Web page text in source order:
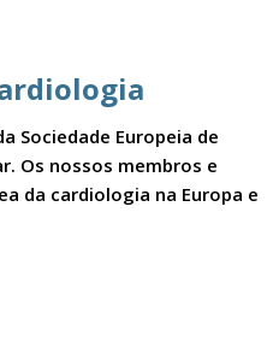
Sociedade Europeia de
Os nossos membros e
da cardiologia na Europa e